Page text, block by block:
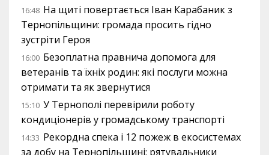
16:48 На щиті повертається Іван Карабаник з
Тернопільщини: громада просить гідно
зустріти Героя
16:00 Безоплатна правнича допомога для
ветеранів та їхніх родин: які послуги можна
отримати та як звернутися
15:10 У Тернополі перевірили роботу
кондиціонерів у громадському транспорті
14:33 Рекордна спека і 12 пожеж в екосистемах
за добу на Тернопільщині: рятувальники